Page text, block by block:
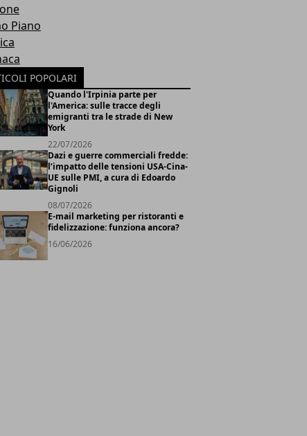
Piano
POPOLARI
Quando l'Irpinia parte per
l'America: sulle tracce degli
emigranti tra le strade di New
York
22/07/2026
Dazi e guerre commerciali fredde:
l’impatto delle tensioni USA-Cina-
UE sulle PMI, a cura di Edoardo
Gignoli
08/07/2026
E-mail marketing per ristoranti e
fidelizzazione: funziona ancora?
16/06/2026